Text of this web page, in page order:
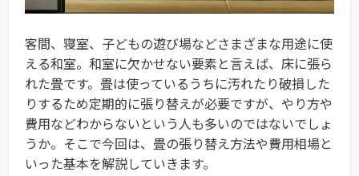
客間、寝室、子どもの遊び場などさまざまな用途に使
える和室。和室に欠かせない要素と言えば、床に張ら
れた畳です。畳は使っているうちに汚れたり破損した
りするため定期的に張り替えが必要ですが、やり方や
費用などわからないという人も多いのではないでしょ
うか。そこで今回は、畳の張り替え方法や費用相場と
いった基本を解説していきます。